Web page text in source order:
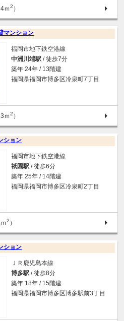
ｍ2 ）
マンション
福岡市地下鉄空港線
中洲川端駅 / 徒歩7分
築年 24年 / 13階建
福岡県福岡市博多区冷泉町7丁目
ｍ2 ）
ション
福岡市地下鉄空港線
祇園駅 / 徒歩6分
築年 25年 / 14階建
福岡県福岡市博多区冷泉町2丁目
2 ）
ション
ＪＲ鹿児島本線
博多駅 / 徒歩8分
築年 18年 / 15階建
福岡県福岡市博多区博多駅前3丁目